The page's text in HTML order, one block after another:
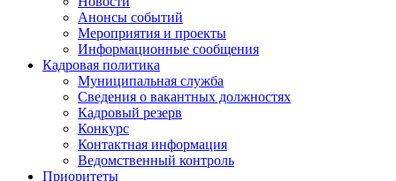
Анонсы событий
Мероприятия и проекты
Информационные сообщения
Кадровая политика
Муниципальная служба
Сведения о вакантных должностях
Кадровый резерв
Конкурс
Контактная информация
Ведомственный контроль
Приоритеты